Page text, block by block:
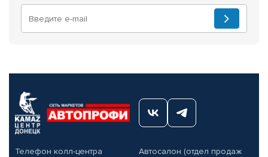
Телефон колл-центра
Автосалон (отдел продаж